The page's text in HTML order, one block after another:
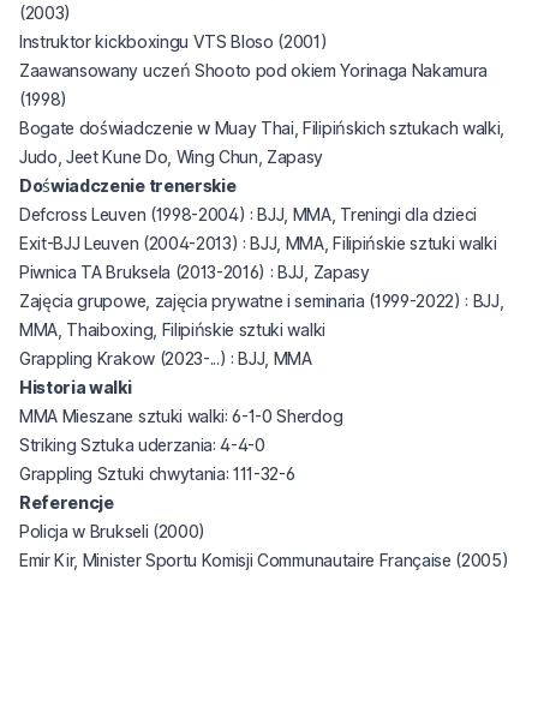
(2003)
Instruktor kickboxingu VTS Bloso(opens in a new tab)
(2001)
Zaawansowany uczeń Shooto pod okiemYorinaga Nakamura
(1998)
Bogate doświadczenie w Muay Thai, Filipińskich sztukach walki,
Judo, Jeet Kune Do, Wing Chun, Zapasy
Doświadczenie trenerskie
Defcross Leuven (1998-2004) : BJJ, MMA, Treningi dla dzieci
Exit-BJJ Leuven (2004-2013) : BJJ, MMA, Filipińskie sztuki walki
Piwnica TA Bruksela (2013-2016) : BJJ, Zapasy
Zajęcia grupowe, zajęcia prywatne i seminaria (1999-2022) : BJJ,
MMA, Thaiboxing, Filipińskie sztuki walki
Grappling Krakow (2023-...) : BJJ, MMA
Historia walki
MMA Mieszane sztuki walki: 6-1-0Sherdog(opens in a new tab)
Striking Sztuka uderzania: 4-4-0
Grappling Sztuki chwytania: 111-32-6
Referencje
Policja w Brukseli (2000)
Emir Kir, Minister Sportu Komisji Communautaire Française (2005)